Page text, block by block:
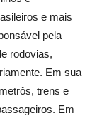
e mais
pela
rodovias,
Em sua
trens e
Em